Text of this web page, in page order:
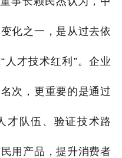
化之一，是从过去依
人才技术红利”。企业
次，更重要的是通过
才队伍、验证技术路
用产品，提升消费者